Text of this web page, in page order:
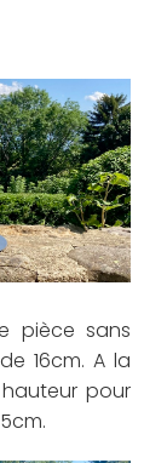
pièce sans
16cm. A la
pour